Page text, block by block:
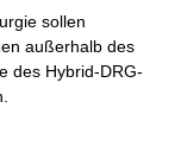
sollen
außerhalb des
des Hybrid-DRG-